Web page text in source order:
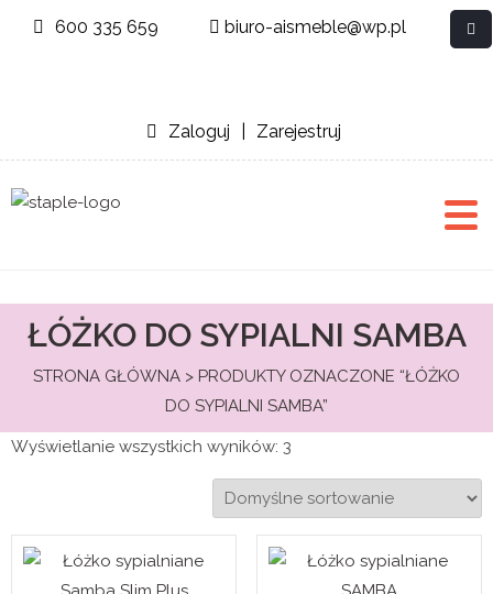
600 335 659 biuro-aismeble@wp.pl
Zaloguj Zarejestruj
ŁÓŻKO DO SYPIALNI SAMBA
STRONA GŁÓWNA > PRODUKTY OZNACZONE “ŁÓŻKO
DO SYPIALNI SAMBA”
Wyświetlanie wszystkich wyników: 3